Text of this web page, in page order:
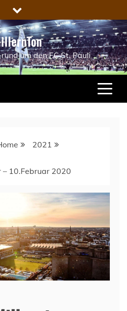
um den FC St. Pauli
2021
10.Februar 2020